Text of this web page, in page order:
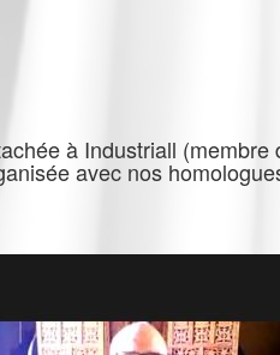
à Industriall
avec nos